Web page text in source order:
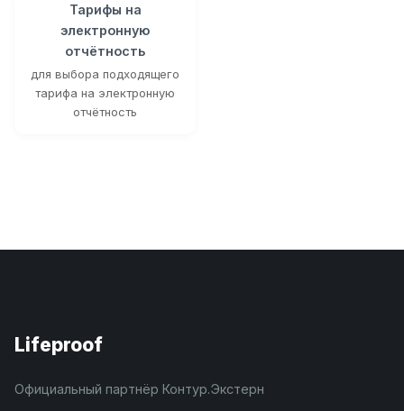
Тарифы на
электронную
отчётность
для выбора подходящего
тарифа на электронную
отчётность
Lifeproof
Официальный партнёр Контур.Экстерн